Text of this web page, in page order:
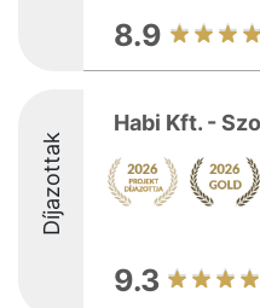
8.9
Díjazottak
Habi Kft. -
9.3